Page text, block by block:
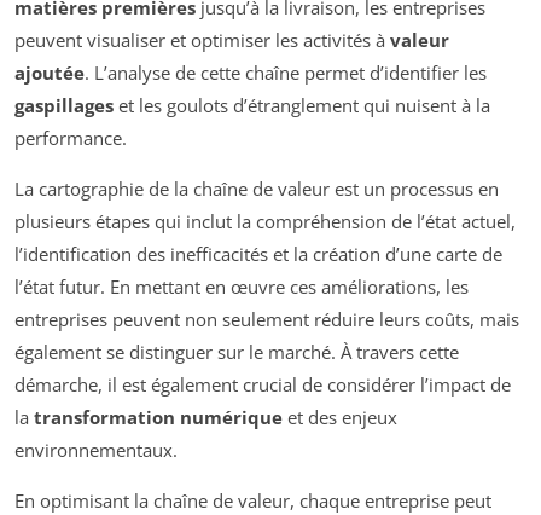
matières premières jusqu’à la livraison, les entreprises
peuvent visualiser et optimiser les activités à valeur
ajoutée. L’analyse de cette chaîne permet d’identifier les
gaspillages et les goulots d’étranglement qui nuisent à la
performance.
La cartographie de la chaîne de valeur est un processus en
plusieurs étapes qui inclut la compréhension de l’état actuel,
l’identification des inefficacités et la création d’une carte de
l’état futur. En mettant en œuvre ces améliorations, les
entreprises peuvent non seulement réduire leurs coûts, mais
également se distinguer sur le marché. À travers cette
démarche, il est également crucial de considérer l’impact de
la transformation numérique et des enjeux
environnementaux.
En optimisant la chaîne de valeur, chaque entreprise peut